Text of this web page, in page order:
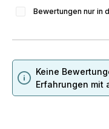
Bewertungen nur in
Keine
Erfahrungen mit